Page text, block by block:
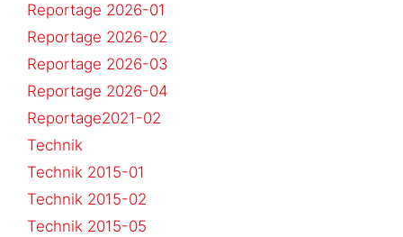
Reportage 2026-01
Reportage 2026-02
Reportage 2026-03
Reportage 2026-04
Reportage2021-02
Technik
Technik 2015-01
Technik 2015-02
Technik 2015-05